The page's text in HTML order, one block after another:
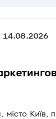
14.08.2026
місто Київ,